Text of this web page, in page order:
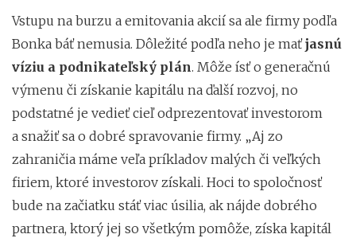
Vstupu na burzu a emitovania akcií sa ale firmy podľa
Bonka báť nemusia. Dôležité podľa neho je maťjasnú
víziu a podnikateľský plán. Môže ísť o generačnú
výmenu či získanie kapitálu na ďalší rozvoj, no
podstatné je vedieť cieľ odprezentovať investorom
a snažiť sa o dobré spravovanie firmy. „Aj zo
zahraničia máme veľa príkladov malých či veľkých
firiem, ktoré investorov získali. Hoci to spoločnosť
bude na začiatku stáť viac úsilia, ak nájde dobrého
partnera, ktorý jej so všetkým pomôže, získa kapitál